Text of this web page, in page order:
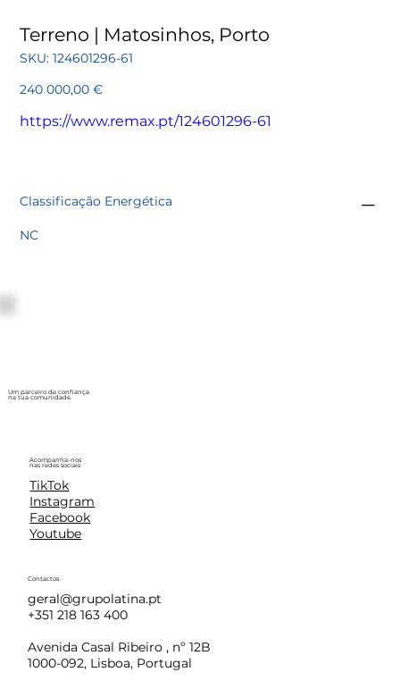
Terreno | Matosinhos, Porto
SKU: SKU
124601296-
124601296-61
Preço
240 000,00 €
https://www.remax.pt/124601296-61
Classificação Energética
NC
Um parceiro de confiança
na tua comunidade.
Acompanha-nos
nas redes sociais
TikTok
Instagram
Facebook
Youtube
Contactos
geral@grupolatina.pt
+351 218 163 400
Avenida Casal Ribeiro , nº 12B
1000-092, Lisboa, Portugal